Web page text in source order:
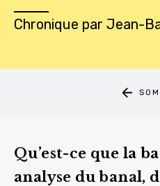
Chronique par Jean-
Qu’est-ce que la
analyse du banal,